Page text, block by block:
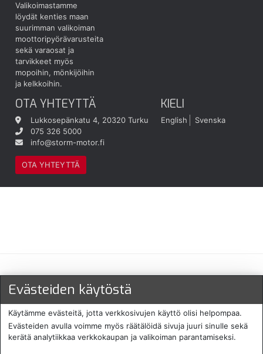
Valikoimastamme
löydät kenties maan
suurimman valikoiman
moottoripyörävarusteita
sekä varaosat ja
tarvikkeet myös
mopoihin, mönkijöihin
ja kelkkoihin.
OTA YHTEYTTÄ
Lukkosepänkatu 4, 20320 Turku
075 326 5000
info@storm-motor.fi
OTA YHTEYTTÄ
KIELI
English Svenska
Maksu- ja toimitustavat
Evästeiden käytöstä
Käytämme evästeitä, jotta verkkosivujen käyttö olisi helpompaa.
Evästeiden avulla voimme myös räätälöidä sivuja juuri sinulle sekä
kerätä analytiikkaa verkkokaupan ja valikoiman parantamiseksi.